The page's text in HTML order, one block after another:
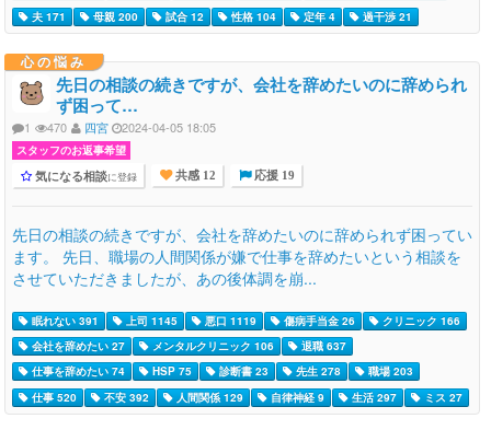
夫 171
母親 200 試合 12 性格 104 定年 4 過干渉 21
心の悩み
先日の相談の続きですが、会社を辞めたいのに辞められ
ず困って…
1 470 四宮 2024-04-05 18:05
スタッフのお返事希望
気になる相談に登録 共感 12 応援 19
先日の相談の続きですが、会社を辞めたいのに辞められず困ってい
ます。 先日、職場の人間関係が嫌で仕事を辞めたいという相談を
させていただきましたが、あの後体調を崩...
眠れない 391 上司 1145 悪口 1119 傷病手当金 26
クリニック 166
会社を辞めたい 27
メンタルクリニック 106
退職 637
仕事を辞めたい 74
HSP 75 診断書 23 先生 278
職場 203
仕事 520
不安 392 人間関係 129 自律神経 9 生活 297 ミス 27